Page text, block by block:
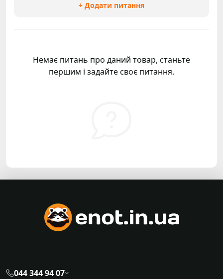
+ Додати питання
Немає питань про даний товар, станьте
першим і задайте своє питання.
044 344 94 07